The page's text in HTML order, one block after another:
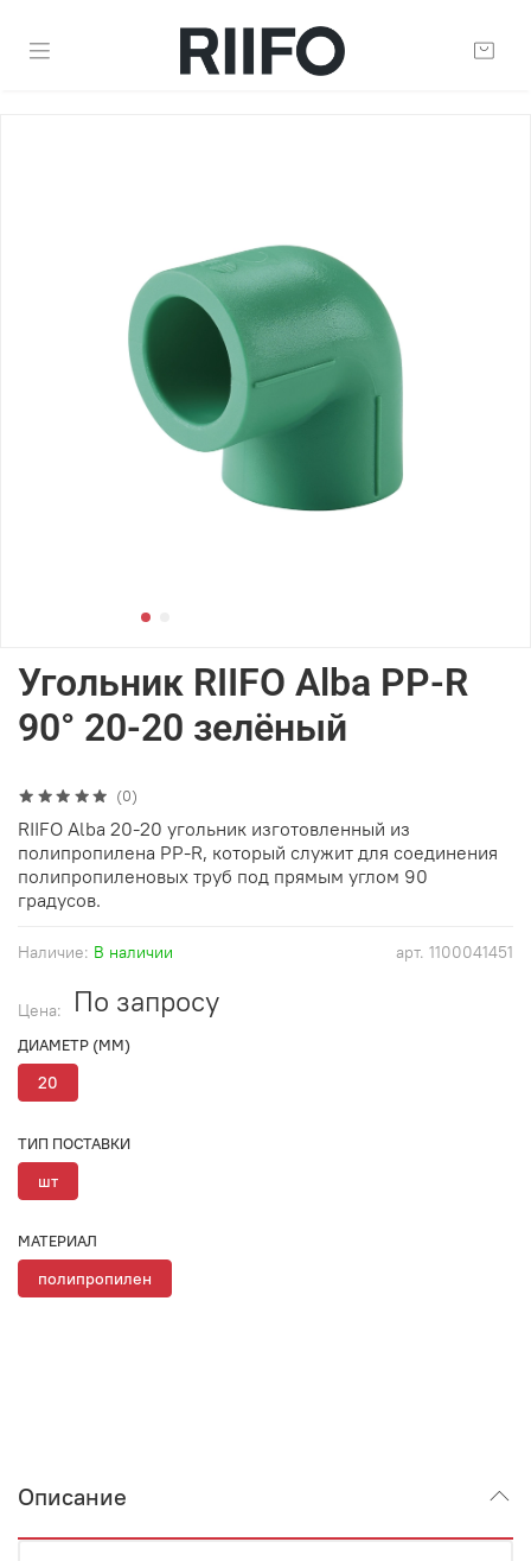
(0)
арт. 1100041451
Наличие: В наличии
Угольник RIIFO Alba PP-R
90° 20-20 зелёный
Цена: По запросу
ДИАМЕТР (ММ)
20
ТИП ПОСТАВКИ
шт
МАТЕРИАЛ
полипропилен
RIIFO Alba 20-20 угольник изготовленный из
полипропилена PP-R, который служит для соединения
полипропиленовых труб под прямым углом 90
градусов.
Описание